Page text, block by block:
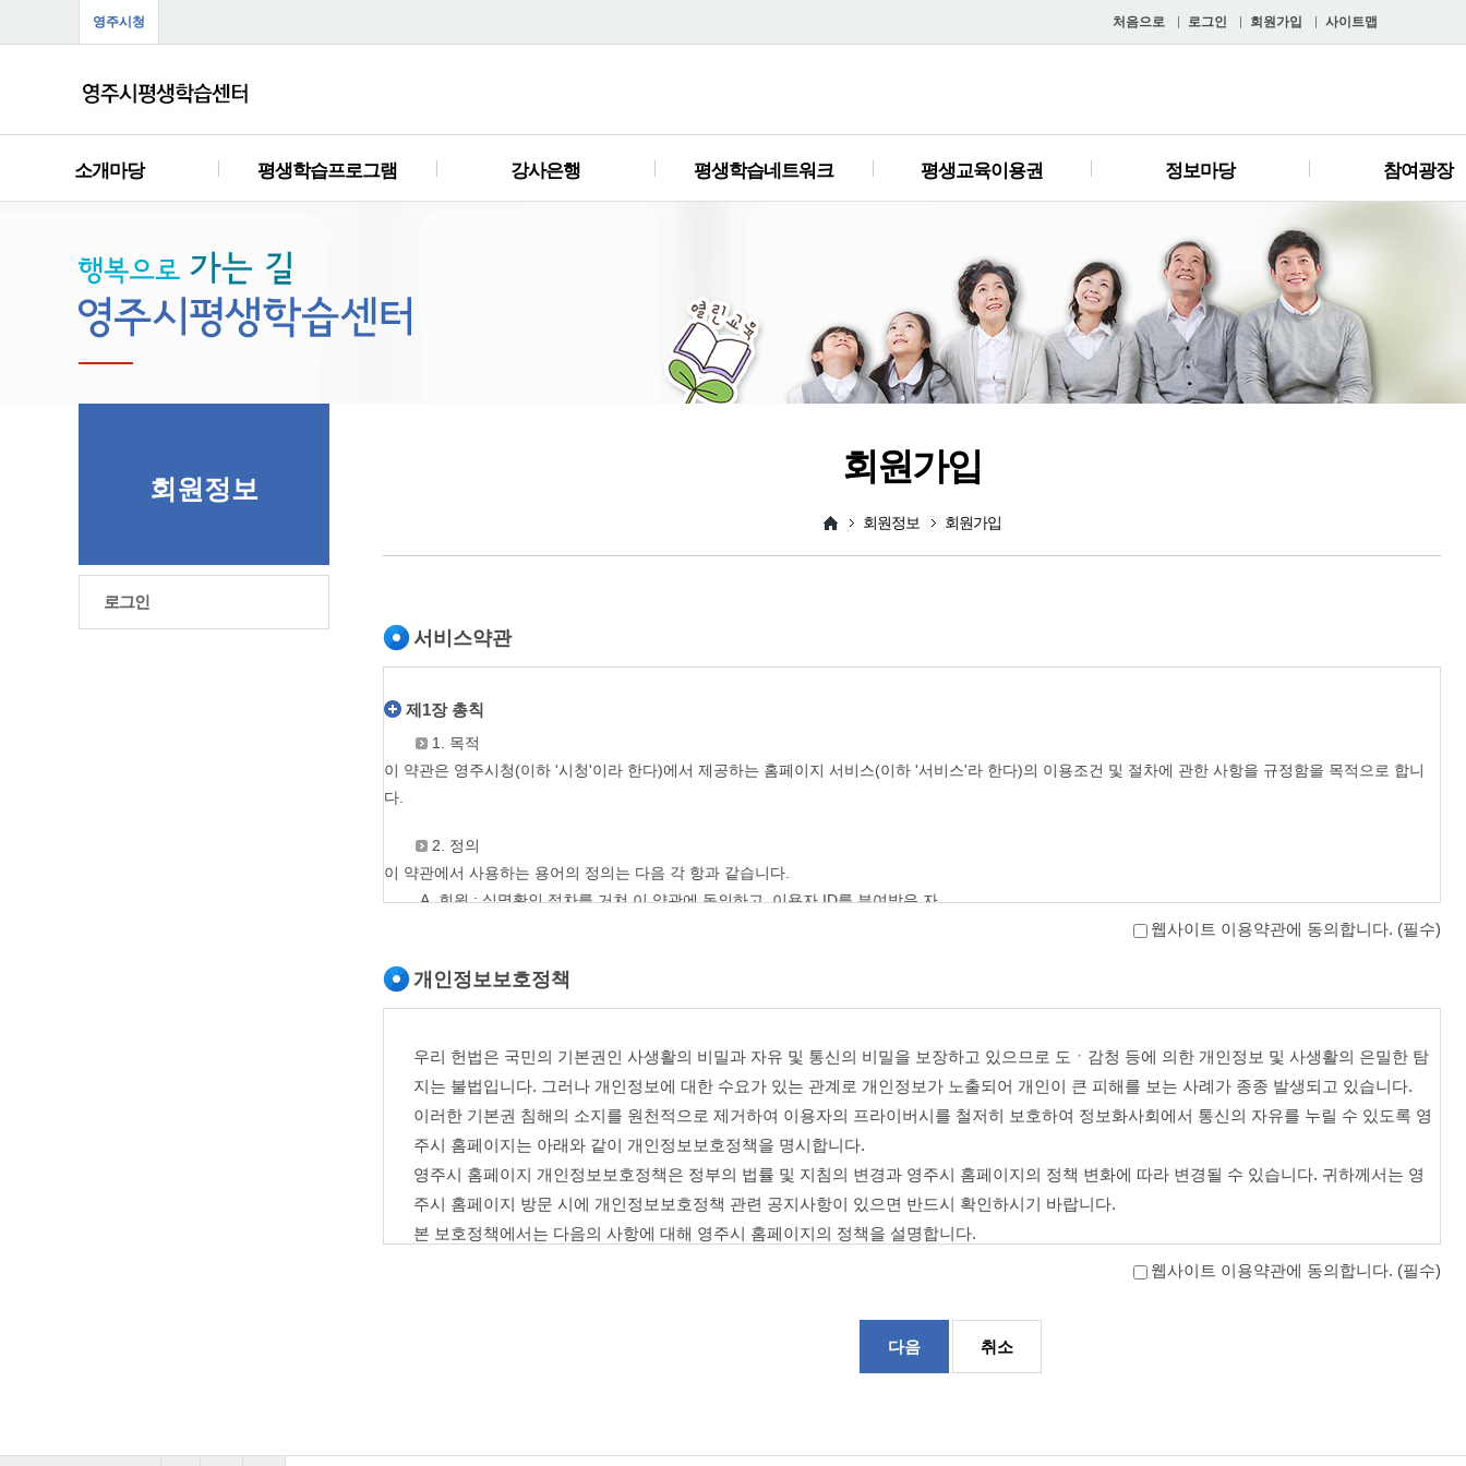
영주시청 처음으로 로그인 회원가입 사이트맵
소개마당 평생학습프로그램 강사은행 평생학습네트워크 평생교육이용권 정보마당 참여광장
회원정보
로그인
회원가입
회원정보 회원가입
서비스약관
제1장 총칙
1. 목적
이 약관은 영주시청(이하 '시청'이라 한다)에서 제공하는 홈페이지 서비스(이하 '서비스'라 한다)의 이용조건 및 절차에 관한 사항을 규정함을 목적으로 합니
다.
2. 정의
이 약관에서 사용하는 용어의 정의는 다음 각 항과 같습니다.
A. 회원 : 실명확인 절차를 거쳐 이 약관에 동의하고, 이용자 ID를 부여받은 자
D. 해지 : 이용자 ID의 사용중지
가. 이 약관의 내용은 영주시청 홈페이지 화면에 게시하거나 기타의 방법으로 공지함으로써 효력이 발생됩니다.
나. 시청에서는 이 약관을 변경할 수 있으며, 변경된 약관은 이용자에게 공지함으로써 효력이 발생됩니다.
이 약관에 명시되지 않은 사항은 전기통신기본법, 전기통신사업법, 정보통신망 이용촉진 및 정보보호 등에 관한 법률, 정보통신윤리위원회 심의규정, 정보통
신 윤리강령, 프로그램 보호법 등 기타 관련법령의 규정에 따릅니다.
제2장 서비스 이용계약
이용신청은 인터넷을 통하여 실명확인 후 시청에서 제공하는 가입신청서에 기록하여 신청할 수 있습니다.
가. 회원이 신청서의 모든 사항을 정확히 기재하여 이용신청 하였을 경우에 승낙합니다.
웹사이트 이용약관에 동의합니다. (필수)
개인정보보호정책
우리 헌법은 국민의 기본권인 사생활의 비밀과 자유 및 통신의 비밀을 보장하고 있으므로 도ㆍ감청 등에 의한 개인정보 및 사생활의 은밀한 탐
지는 불법입니다. 그러나 개인정보에 대한 수요가 있는 관계로 개인정보가 노출되어 개인이 큰 피해를 보는 사례가 종종 발생되고 있습니다.
이러한 기본권 침해의 소지를 원천적으로 제거하여 이용자의 프라이버시를 철저히 보호하여 정보화사회에서 통신의 자유를 누릴 수 있도록 영
주시 홈페이지는 아래와 같이 개인정보보호정책을 명시합니다.
영주시 홈페이지 개인정보보호정책은 정부의 법률 및 지침의 변경과 영주시 홈페이지의 정책 변화에 따라 변경될 수 있습니다. 귀하께서는 영
주시 홈페이지 방문 시에 개인정보보호정책 관련 공지사항이 있으면 반드시 확인하시기 바랍니다.
본 보호정책에서는 다음의 사항에 대해 영주시 홈페이지의 정책을 설명합니다.
영주시 홈페이지에서 귀하의 개인정보를 수집하는 목적은 영주시 홈페이지를 통하여 귀하께 최적의 서비스를 제공하기 위한 것입니다.
영주시 홈페이지는 행정정보를 비롯한 각종 컨텐츠를 무료로 서비스하고 있으며, 여러분의 보다 편리한 사용을 위해 귀하가 제공한 개인정보를 바탕으로 서
영주시 홈페이지는 최초 가입시 서비스 제공을 위해 필수적인 최소의 개인정보를 받고 있습니다. 가입 시에 필수적으로 받는 정보는 귀하의 이름, 생년월일,
웹사이트 이용약관에 동의합니다. (필수)
다음 취소